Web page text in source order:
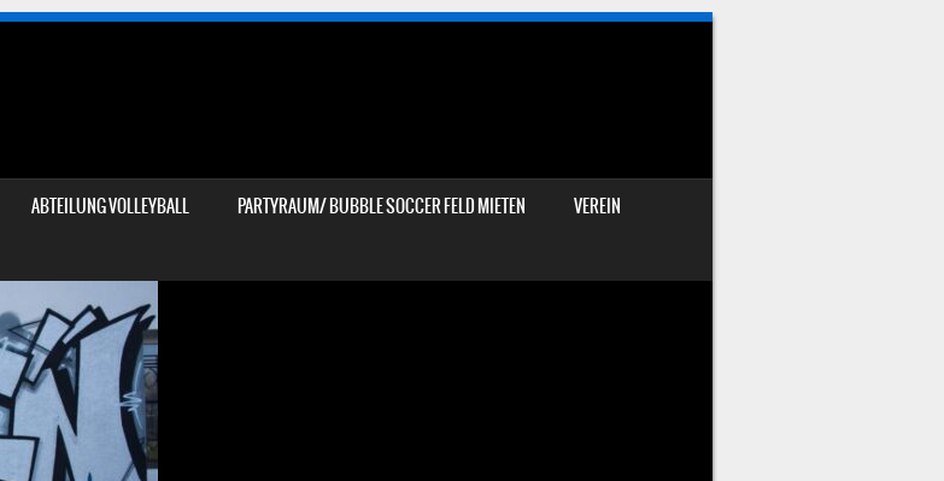
ABTEILUNG VOLLEYBALL PARTYRAUM/ BUBBLE SOCCER FELD MIETEN
VEREIN